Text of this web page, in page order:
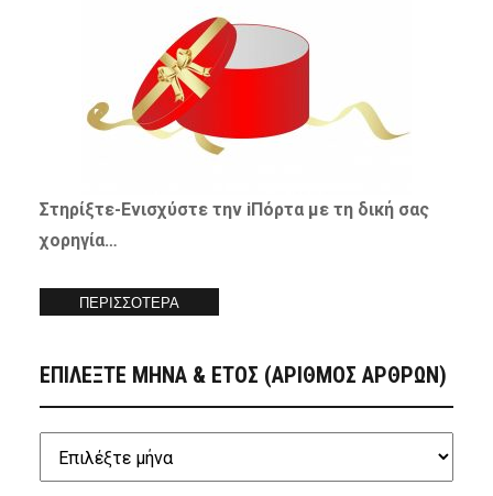
Στηρίξτε- Ενισχύστετην iΠόρτα με τη δική σας
χορηγία…
ΠΕΡΙΣΣΟΤΕΡΑ
ΕΠΙΛΕΞΤΕ ΜΗΝΑ & ΕΤΟΣ (ΑΡΙΘΜΟΣ ΑΡΘΡΩΝ)